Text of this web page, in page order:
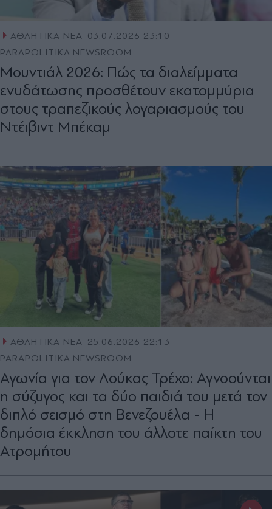
ΑΘΛΗΤΙΚΑ ΝΕΑ
03.07.2026 23:10
PARAPOLITIKA NEWSROOM
Μουντιάλ 2026: Πώς τα διαλείμματα
ενυδάτωσης προσθέτουν εκατομμύρια
στους τραπεζικούς λογαριασμούς του
Ντέιβιντ Μπέκαμ
ΑΘΛΗΤΙΚΑ ΝΕΑ 25.06.2026 22:13
PARAPOLITIKA NEWSROOM
Αγωνία για τον Λούκας Τρέχο: Αγνοούνται
η σύζυγος και τα δύο παιδιά του μετά τον
διπλό σεισμό στη Βενεζουέλα - Η
δημόσια έκκληση του άλλοτε παίκτη του
Ατρομήτου